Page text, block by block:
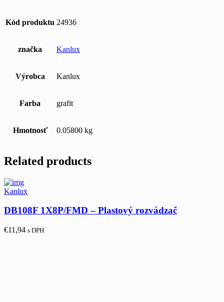
Kód produktu 24936
značka Kanlux
Výrobca Kanlux
Farba grafit
Hmotnosť 0.05800 kg
Related products
Kanlux
DB108F 1X8P/FMD – Plastový rozvádzač
€11,94 s DPH